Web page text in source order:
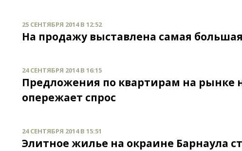
25 СЕНТЯБРЯ 2014 В 12:52
На продажу выставлена самая
24 СЕНТЯБРЯ 2014 В 16:15
Предложения по квартирам на рынке
опережает спрос
24 СЕНТЯБРЯ 2014 В 15:51
Элитное жилье на окраине Барнаула